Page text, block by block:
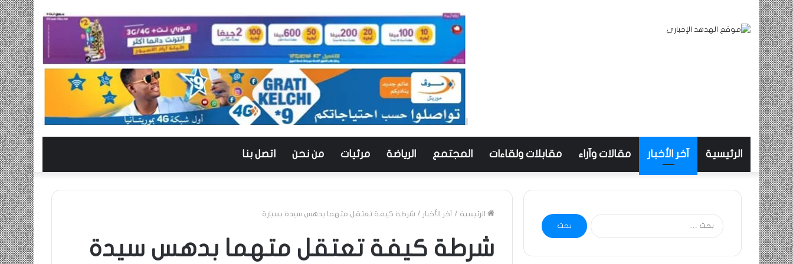
الرئيسية آخر الأخبار مقالات وآراء مقابلات ولقاءات المجتمع الرياضة مرئيات من نحن اتصل بنا
الرئيسية / آخر الأخبار / شرطة كيفة تعتقل متهما بدهس سيدة بسيارة
شرطة كيفة تعتقل متهما بدهس سيدة
البحث
عن: